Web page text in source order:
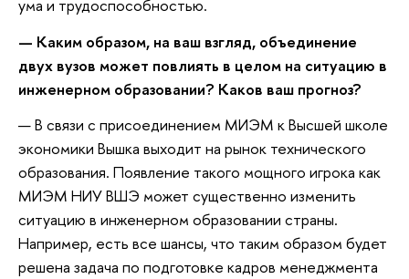
ума и трудоспособностью.
— Каким образом, на ваш взгляд, объединение
двух вузов может повлиять в целом на ситуацию в
инженерном образовании? Каков ваш прогноз?
— В связи с присоединением МИЭМ к Высшей школе
экономики Вышка выходит на рынок технического
образования. Появление такого мощного игрока как
МИЭМ НИУ ВШЭ может существенно изменить
ситуацию в инженерном образовании страны.
Например, есть все шансы, что таким образом будет
решена задача по подготовке кадров менеджмента